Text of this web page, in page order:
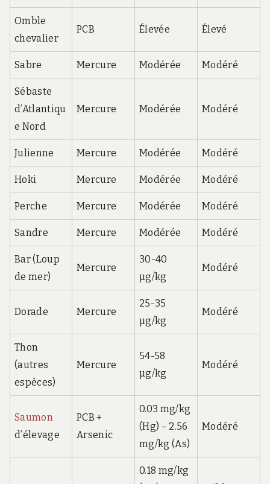
Omble
chevalier
PCB Élevée Élevé
Sabre Mercure Modérée Modéré
Sébaste
d’Atlantiqu
e Nord
Mercure Modérée Modéré
Julienne Mercure Modérée Modéré
Hoki Mercure Modérée Modéré
Perche Mercure Modérée Modéré
Sandre Mercure Modérée Modéré
Bar (Loup
de mer)
Mercure
30-40
µg/kg
Modéré
Dorade Mercure
25-35
µg/kg
Modéré
Thon
(autres
espèces)
Mercure
54-58
µg/kg
Modéré
Saumon
d’élevage
PCB +
Arsenic
0.03 mg/kg
(Hg) – 2.56
mg/kg (As)
Modéré
0.18 mg/kg